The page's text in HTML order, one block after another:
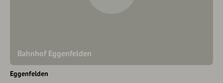
Bahnhof Eggenfelden
Eggenfelden